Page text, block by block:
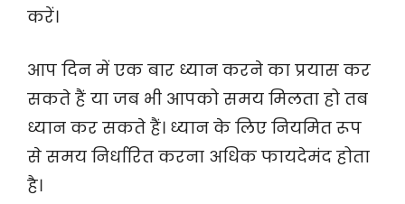
करें।
आप दिन में एक बार ध्यान करने का प्रयास कर
सकते हैं या जब भी आपको समय मिलता हो तब
ध्यान कर सकते हैं। ध्यान के लिए नियमित रूप
से समय निर्धारित करना अधिक फायदेमंद होता
है।